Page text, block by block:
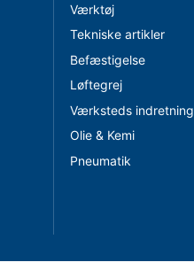
Værktøj
Tekniske artikler
Befæstigelse
Løftegrej
Værksteds indretning
Olie & Kemi
Pneumatik